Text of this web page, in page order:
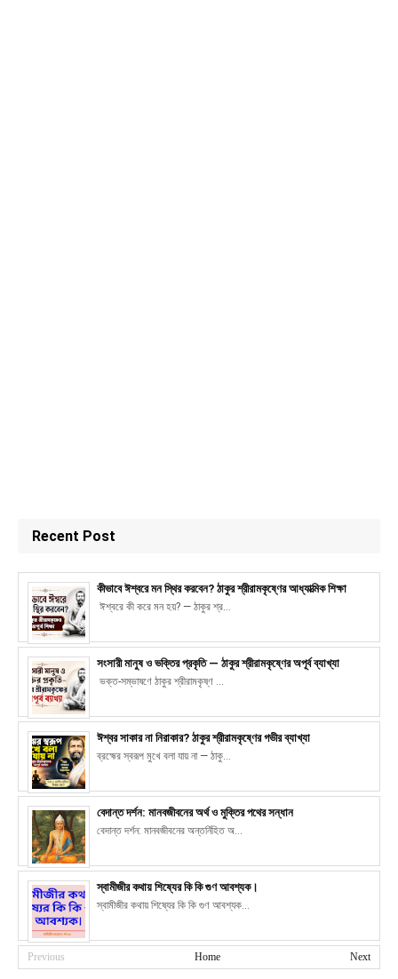
Recent Post
কীভাবে ঈশ্বরে মন স্থির করবেন? ঠাকুর শ্রীরামকৃষ্ণের আধ্যাত্মিক শিক্ষা
ঈশ্বরে কী করে মন হয়? — ঠাকুর শ্র...
সংসারী মানুষ ও ভক্তির প্রকৃতি — ঠাকুর শ্রীরামকৃষ্ণের অপূর্ব ব্যাখ্যা
ভক্ত-সম্ভাষণে ঠাকুর শ্রীরামকৃষ্ণ ...
ঈশ্বর সাকার না নিরাকার? ঠাকুর শ্রীরামকৃষ্ণের গভীর ব্যাখ্যা
ব্রহ্মের স্বরূপ মুখে বলা যায় না — ঠাকু...
বেদান্ত দর্শন: মানবজীবনের অর্থ ও মুক্তির পথের সন্ধান
বেদান্ত দর্শন: মানবজীবনের অন্তর্নিহিত অ...
স্বামীজীর কথায় শিষ্যের কি কি গুণ আবশ্যক।
স্বামীজীর কথায় শিষ্যের কি কি গুণ আবশ্যক...
Previous Next
Home